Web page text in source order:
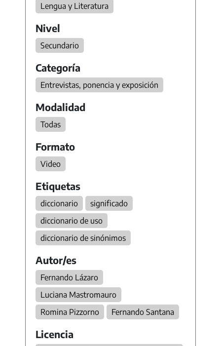
Lengua y Literatura
Nivel
Secundario
Categoría
Entrevistas, ponencia y exposición
Modalidad
Todas
Formato
Video
Etiquetas
diccionario
significado
diccionario de uso
diccionario de sinónimos
Autor/es
Fernando Lázaro
Luciana Mastromauro
Romina Pizzorno
Fernando Santana
Licencia